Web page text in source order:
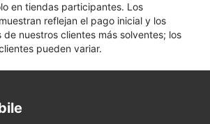
en tiendas participantes. Los
reflejan el pago inicial y los
de nuestros clientes más solventes; los
pueden variar.